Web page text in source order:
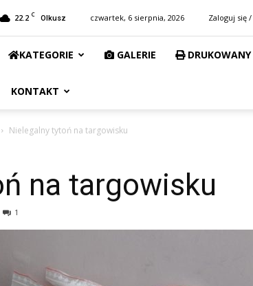
22.2 C Olkusz czwartek, 6 sierpnia, 2026 Zaloguj się /
KATEGORIE GALERIE DRUKOWANY
KONTAKT
Nielegalny tytoń na targowisku
na targowisku
1